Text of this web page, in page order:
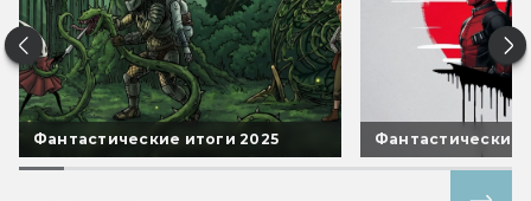
Фантастические итоги 2025 Фантастические